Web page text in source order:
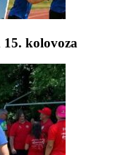
kolovoza